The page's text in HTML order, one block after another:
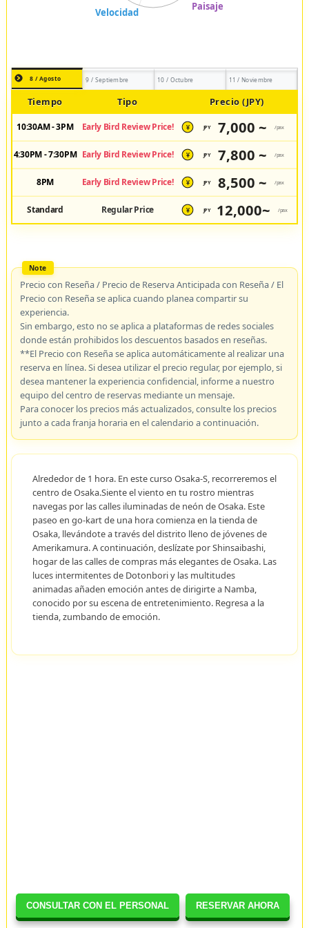
CONSULTAR CON EL PERSONAL RESERVAR AHORA
8 / Agosto 9 / Septiembre 10 / Octubre 11 / Noviembre
Tiempo Tipo Precio (JPY)
10:30AM - 3PM Early Bird Review Price! ¥ JPY 7,000 ~ /pax
4:30PM - 7:30PM Early Bird Review Price! ¥ JPY 7,800 ~ /pax
8PM Early Bird Review Price! ¥ JPY 8,500 ~ /pax
Standard Regular Price ¥ JPY 12,000~ /pax
Precio con Reseña / Precio de Reserva Anticipada con Reseña / El
Precio con Reseña se aplica cuando planea compartir su
experiencia.
Sin embargo, esto no se aplica a plataformas de redes sociales
donde están prohibidos los descuentos basados en reseñas.
**El Precio con Reseña se aplica automáticamente al realizar una
reserva en línea. Si desea utilizar el precio regular, por ejemplo, si
desea mantener la experiencia confidencial, informe a nuestro
equipo del centro de reservas mediante un mensaje.
Para conocer los precios más actualizados, consulte los precios
junto a cada franja horaria en el calendario a continuación.
Alrededor de 1 hora. En este curso Osaka-S, recorreremos el
centro de Osaka.Siente el viento en tu rostro mientras
navegas por las calles iluminadas de neón de Osaka. Este
paseo en go-kart de una hora comienza en la tienda de
Osaka, llevándote a través del distrito lleno de jóvenes de
Amerikamura. A continuación, deslízate por Shinsaibashi,
hogar de las calles de compras más elegantes de Osaka. Las
luces intermitentes de Dotonbori y las multitudes
animadas añaden emoción antes de dirigirte a Namba,
conocido por su escena de entretenimiento. Regresa a la
tienda, zumbando de emoción.